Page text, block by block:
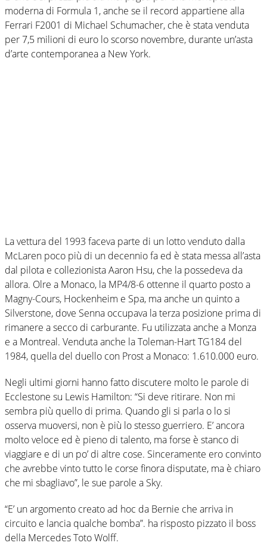
moderna di Formula 1, anche se il record appartiene alla
Ferrari F2001 di Michael Schumacher, che è stata venduta
per 7,5 milioni di euro lo scorso novembre, durante un’asta
d’arte contemporanea a New York.
La vettura del 1993 faceva parte di un lotto venduto dalla
McLaren poco più di un decennio fa ed è stata messa all’asta
dal pilota e collezionista Aaron Hsu, che la possedeva da
allora. Olre a Monaco, la MP4/8-6 ottenne il quarto posto a
Magny-Cours, Hockenheim e Spa, ma anche un quinto a
Silverstone, dove Senna occupava la terza posizione prima di
rimanere a secco di carburante. Fu utilizzata anche a Monza
e a Montreal. Venduta anche la Toleman-Hart TG184 del
1984, quella del duello con Prost a Monaco: 1.610.000 euro.
Negli ultimi giorni hanno fatto discutere molto le parole di
Ecclestone su Lewis Hamilton: “Si deve ritirare. Non mi
sembra più quello di prima. Quando gli si parla o lo si
osserva muoversi, non è più lo stesso guerriero. E’ ancora
molto veloce ed è pieno di talento, ma forse è stanco di
viaggiare e di un po’ di altre cose. Sinceramente ero convinto
che avrebbe vinto tutto le corse finora disputate, ma è chiaro
che mi sbagliavo”, le sue parole a Sky.
“E’ un argomento creato ad hoc da Bernie che arriva in
circuito e lancia qualche bomba”. ha risposto pizzato il boss
della Mercedes Toto Wolff.